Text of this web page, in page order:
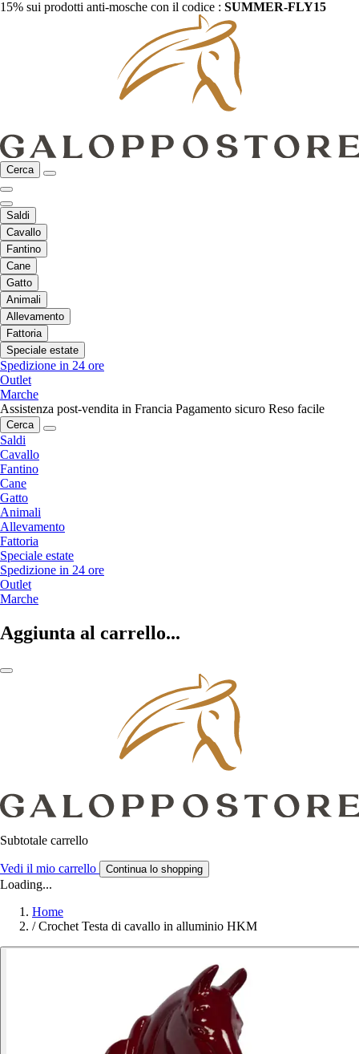
15% sui prodotti anti-mosche con il codice : SUMMER-FLY15
Cerca
Saldi
Cavallo
Fantino
Cane
Gatto
Animali
Allevamento
Fattoria
Speciale estate
Spedizione in 24 ore
Outlet
Marche
Assistenza post-vendita in Francia Pagamento sicuro Reso facile
Cerca
Saldi
Cavallo
Fantino
Cane
Gatto
Animali
Allevamento
Fattoria
Speciale estate
Spedizione in 24 ore
Outlet
Marche
Aggiunta al carrello...
Subtotale carrello
Vedi il mio carrello Continua lo shopping
Loading...
Home
/ Crochet Testa di cavallo in alluminio HKM